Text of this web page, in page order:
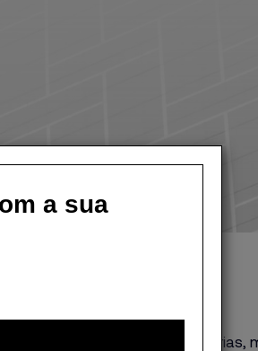
com personalidade e voz próprias,
a sua